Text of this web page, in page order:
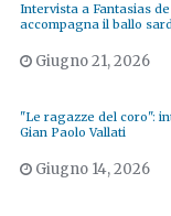
Intervista a Fantasias
accompagna il ballo
Giugno 21, 2026
"Le ragazze del coro":
Gian Paolo Vallati
Giugno 14, 2026